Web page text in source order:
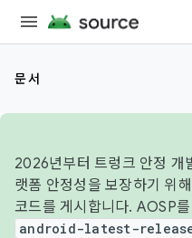
문서
2026년부터 트렁크 안정 개
랫폼 안정성을 보장하기 위
코드를 게시합니다. AOSP
android-latest-